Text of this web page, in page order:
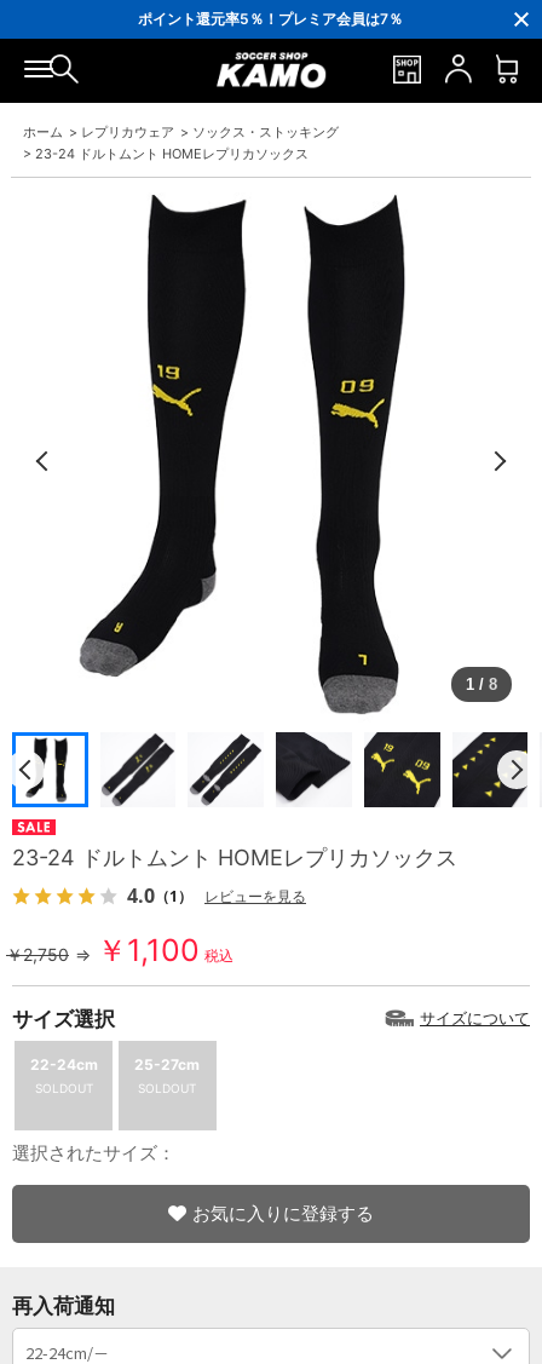
ポイント還元率5％！プレミア会員は7％
会員の方にはお誕生月に「10％OFFクーポン」プレゼント！
16,000円(税込)以上でシューズケースプレゼント！
3,300円(税込)以上で送料無料！
ホーム > レプリカウェア > ソックス・ストッキング
> 23-24 ドルトムント HOMEレプリカソックス
1 / 8
23-24 ドルトムント HOMEレプリカソックス
4.0 （1） レビューを見る
￥2,750 ⇒ ￥1,100 税込
サイズ選択 サイズについて
22-24cm
SOLDOUT
25-27cm
SOLDOUT
選択されたサイズ：
お気に入りに登録する
再入荷通知